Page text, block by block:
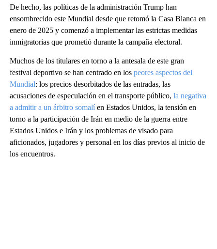
De hecho, las políticas de la administración Trump han
ensombrecido este Mundial desde que retomó la Casa Blanca en
enero de 2025 y comenzó a implementar las estrictas medidas
inmigratorias que prometió durante la campaña electoral.
Muchos de los titulares en torno a la antesala de este gran
festival deportivo se han centrado en los peores aspectos del
Mundial: los precios desorbitados de las entradas, las
acusaciones de especulación en el transporte público, la negativa
a admitir a un árbitro somalíen Estados Unidos, la tensión en
torno a la participación de Irán en medio de la guerra entre
Estados Unidos e Irán y los problemas de visado para
aficionados, jugadores y personal en los días previos al inicio de
los encuentros.